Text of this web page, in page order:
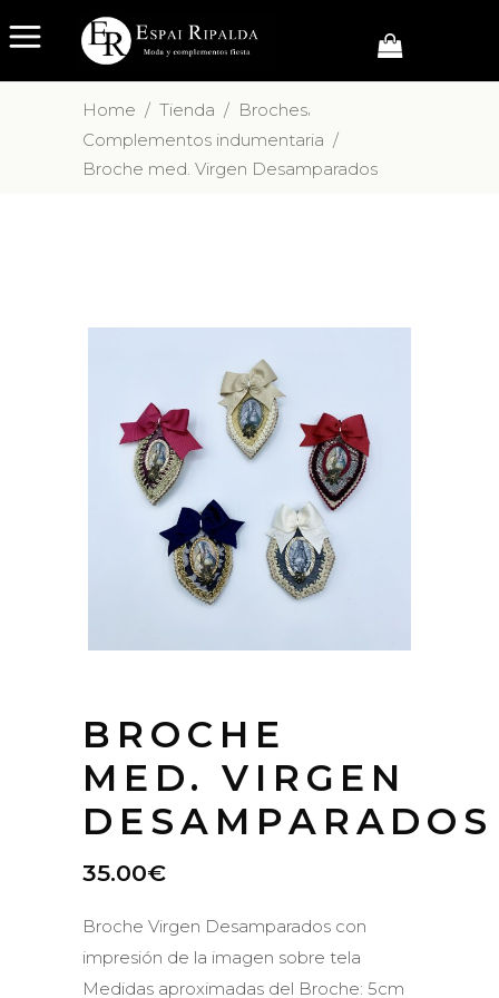
Home / Tienda / Broches,
Complementos indumentaria /
Broche med. Virgen Desamparados
BROCHE
MED. VIRGEN
DESAMPARADOS
35.00€
Broche Virgen Desamparados con
impresión de la imagen sobre tela
Medidas aproximadas del Broche: 5cm